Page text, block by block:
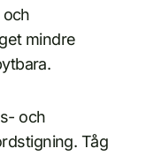
mindre
och
Tåg